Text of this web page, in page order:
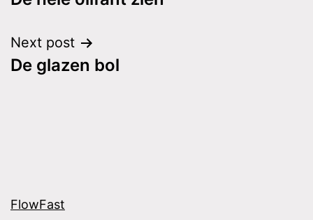
navigation
Next post
De glazen bol
FlowFast